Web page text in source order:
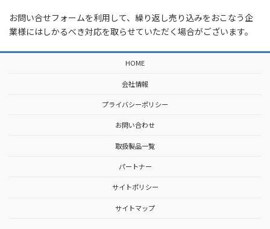
お問い合せフォームを利用して、繰り返し売り込みをおこなう企
業様にはしかるべき対応を取らせていただく場合がございます。
HOME
会社情報
プライバシーポリシー
お問い合わせ
取扱製品一覧
パートナー
サイトポリシー
サイトマップ